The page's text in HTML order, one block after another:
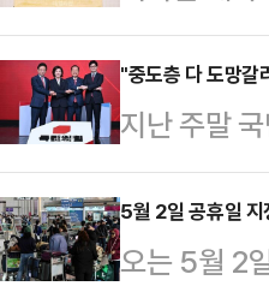
의 출마와
는 것 아니
그널'에서 "
마저도 눈치
연 어떻게
대해서도 "(
"중도층 다 도망
지난 주말
열렸다. A조
부터 많은
반 자기소개
5월 2일 공휴일
오는 5월 2